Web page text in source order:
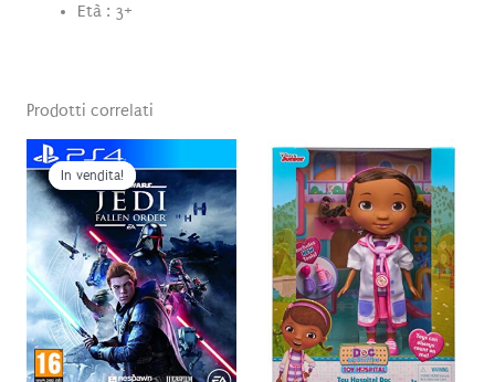
Età : 3+
Prodotti correlati
In vendita!
In vendita!